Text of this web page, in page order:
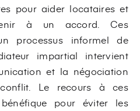
pour aider locataires et
à un accord. Ces
processus informel de
impartial intervient
et la négociation
Le recours à ces
pour éviter les